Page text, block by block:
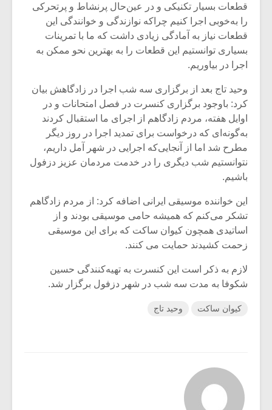
قطعات بسیار تکنیکی و در عین‌حال پرنشاط و پرتحرکی
را به‌خوبی اجرا کنیم چراکه نوازندگی و خوانندگی این
قطعات نیاز به آمادگی زیادی داشت که ما با تمرینات
بسیاری توانستیم این قطعات را به بهترین نحو ممکن به
اجرا در بیاوریم.
وحید تاج بعد از برگزاری سه شب اجرا در زادگاهش بیان
کرد: باوجود برگزاری کنسرت در فصل امتحانات و در
اوایل هفته، مردم زادگاهم از اجرای ما استقبال کردند
به‌گونه‌ای که درخواست برای تمدید اجرا در روز دیگر
مطرح شد اما از آنجایی‌که اجرایی در شهر آمل داریم،
نتوانستیم شب دیگری را در خدمت مردمان عزیز دزفول
باشیم.
این خواننده موسیقی ایرانی اضافه کرد: از مردم زادگاهم
تشکر می‌کنم که همیشه حامی موسیقی بودند و از
اساتیدی همچون کیوان ساکت که برای این موسیقی
زحمت کشیدند حمایت می کنند.
لازم به ذکر است این کنسرت به تهیه‌کنندگی حسین
شکوفا به مدت سه شب در شهر دزفول برگزار شد.
کیوان ساکت وحید تاج